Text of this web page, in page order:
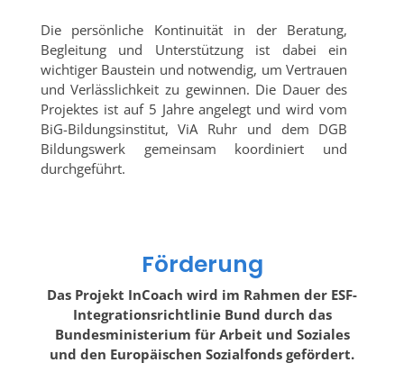
Die persönliche Kontinuität in der Beratung,
Begleitung und Unterstützung ist dabei ein
wichtiger Baustein und notwendig, um Vertrauen
und Verlässlichkeit zu gewinnen. Die Dauer des
Projektes ist auf 5 Jahre angelegt und wird vom
BiG-Bildungsinstitut, ViA Ruhr und dem DGB
Bildungswerk gemeinsam koordiniert und
durchgeführt.
Förderung
Das Projekt InCoach wird im Rahmen der ESF-
Integrationsrichtlinie Bund durch das
Bundesministerium für Arbeit und Soziales
und den Europäischen Sozialfonds gefördert.